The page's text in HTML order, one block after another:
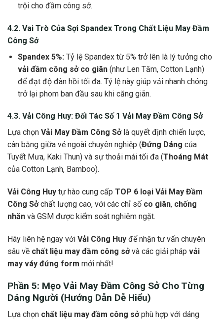
trội cho đầm công sở.
4.2. Vai Trò Của Sợi Spandex Trong Chất Liệu May Đầm
Công Sở
Spandex 5%: Tỷ lệ Spandex từ 5% trở lên là lý tưởng cho
vải đầm công sở co giãn(như Len Tăm, Cotton Lạnh)
để đạt độ đàn hồi tối đa. Tỷ lệ này giúp vải nhanh chóng
trở lại phom ban đầu sau khi căng giãn.
4.3. Vải Công Huy: Đối Tác Số 1 Vải May Đầm Công Sở
Lựa chọn Vải May Đầm Công Sởlà quyết định chiến lược,
cân bằng giữa vẻ ngoài chuyên nghiệp (Đứng Dáng của
Tuyết Mưa, Kaki Thun) và sự thoải mái tối đa (Thoáng Mát
của Cotton Lạnh, Bamboo).
Vải Công Huy tự hào cung cấp TOP 6 loại Vải May Đầm
Công Sởchất lượng cao, với các chỉ số co giãn, chống
nhăn và GSM được kiểm soát nghiêm ngặt.
Hãy liên hệ ngay với Vải Công Huy để nhận tư vấn chuyên
sâu về chất liệu may đầm công sởvà các giải pháp vải
may váy đứng form mới nhất!
Phần 5: Mẹo Vải May Đầm Công SởCho Từng
Dáng Người (Hướng Dẫn Dễ Hiểu)
Lựa chọn chất liệu may đầm công sởphù hợp với dáng